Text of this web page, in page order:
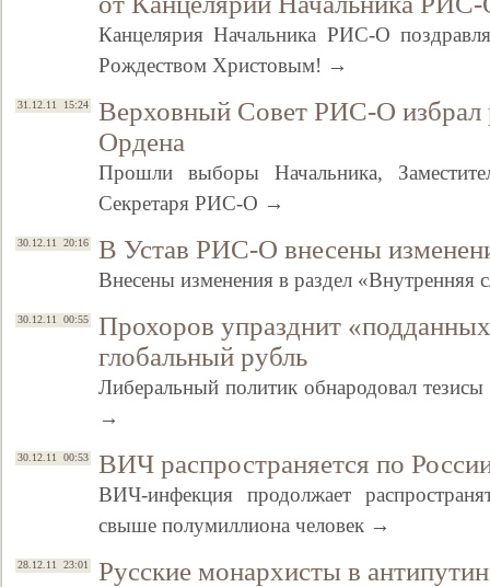
Канцелярия Начальника РИС-О
Рождеством Христовым! →
31.12.11 15:24
Верховный Совет РИС-О избрал
Ордена
Прошли выборы Начальника,
Секретаря РИС-О →
30.12.11 20:16 В Устав РИС-О внесены
Внесены изменения в раздел
30.12.11 00:55
Прохоров упразднит
глобальный рубль
Либеральный политик обнародовал
→
30.12.11 00:53 ВИЧ распространяется по
ВИЧ-инфекция продолжает
свыше полумиллиона человек →
28.12.11 23:01 Русские монархисты в